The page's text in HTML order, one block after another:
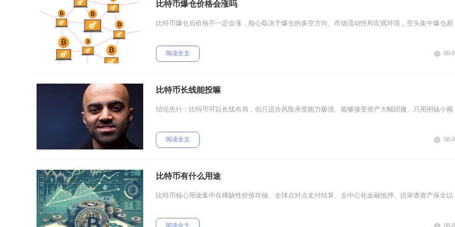
比特币爆仓价格会涨吗
比特币爆仓后价格不一定会涨，核心取决于爆仓的多空方向、市场流动性和宏观环境，空头集中爆仓易
阅读全文 08-
比特币长线能投嘛
结论先行：比特币可以长线布局，但只适合风险承受能力极强、能够接受资产大幅回撤、只用闲钱小额
阅读全文 08-
比特币有什么用途
比特币核心用途集中在稀缺性价值存储、全球点对点支付结算、去中心化金融抵押、抗审查资产保全以
阅读全文 08-